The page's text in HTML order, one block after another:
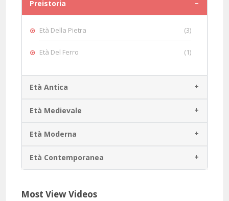
Preistoria
Età Della Pietra (3)
Età Del Ferro (1)
Età Antica
Età Medievale
Età Moderna
Età Contemporanea
Most View Videos